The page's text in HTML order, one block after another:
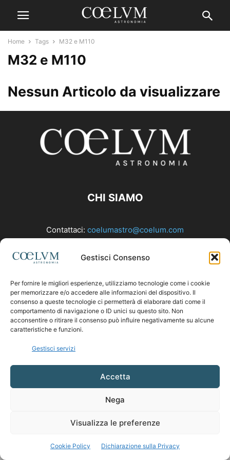
Gestisci Consenso
Per fornire le migliori esperienze, utilizziamo tecnologie come i cookie
per memorizzare e/o accedere alle informazioni del dispositivo. Il
consenso a queste tecnologie ci permetterà di elaborare dati come il
comportamento di navigazione o ID unici su questo sito. Non
acconsentire o ritirare il consenso può influire negativamente su alcune
caratteristiche e funzioni.
Gestisci servizi
Accetta
Nega
Visualizza le preferenze
Cookie Policy Dichiarazione sulla Privacy
Home Tags M32 e M110
M32 e M110
Nessun Articolo da visualizzare
CHI SIAMO
Contattaci: coelumastro@coelum.com
SEGUICI